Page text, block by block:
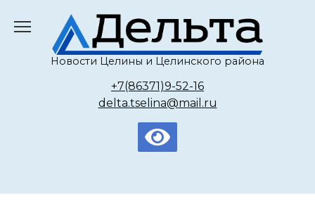
содержанию
Новости Целины и Целинского района
+7(86371)9-52-16
delta.tselina@mail.ru